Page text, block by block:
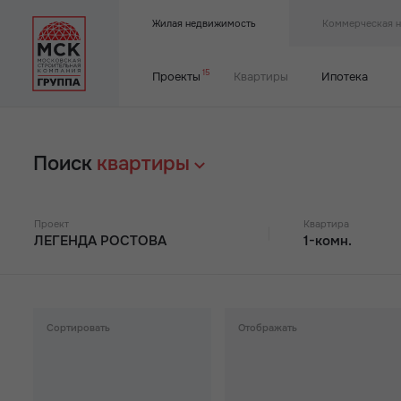
Жилая недвижимость Коммерческая
Проекты 15 Квартиры Ипотека
Поиск квартиры
Проект
ЛЕГЕНДА РОСТОВА
Квартира
1-комн.
Сортировать Отображать